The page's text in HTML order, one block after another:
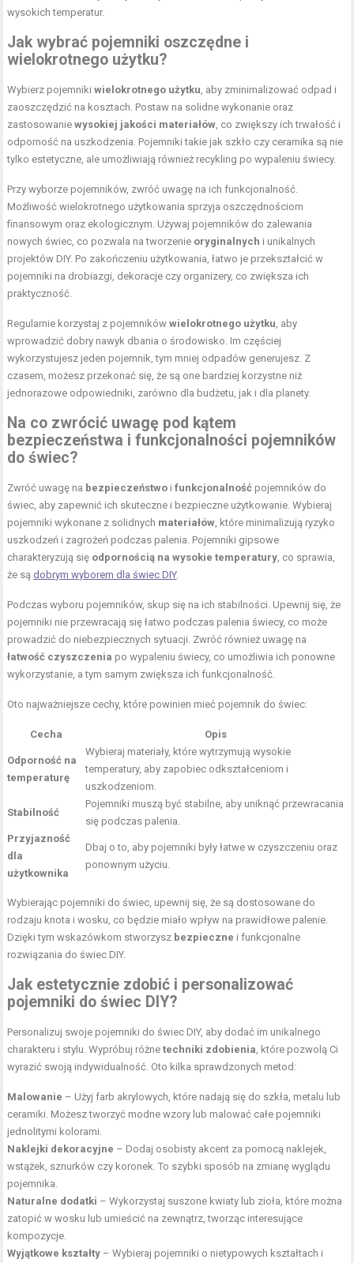
wysokich temperatur.
Jak wybrać pojemniki oszczędne i
wielokrotnego użytku?
Wybierz pojemnikiwielokrotnego użytku , aby zminimalizować odpad i
zaoszczędzić na kosztach. Postaw na solidne wykonanie oraz
zastosowaniewysokiej jakości materiałów , co zwiększy ich trwałość i
odporność na uszkodzenia. Pojemniki takie jak szkło czy ceramika są nie
tylko estetyczne, ale umożliwiają również recykling po wypaleniu świecy.
Przy wyborze pojemników, zwróć uwagę na ich funkcjonalność.
Możliwość wielokrotnego użytkowania sprzyja oszczędnościom
finansowym oraz ekologicznym. Używaj pojemników do zalewania
nowych świec, co pozwala na tworzenie oryginalnych i unikalnych
projektów DIY. Po zakończeniu użytkowania, łatwo je przekształcić w
pojemniki na drobiazgi, dekoracje czy organizery, co zwiększa ich
praktyczność.
Regularnie korzystaj z pojemnikówwielokrotnego użytku , aby
wprowadzić dobry nawyk dbania o środowisko. Im częściej
wykorzystujesz jeden pojemnik, tym mniej odpadów generujesz. Z
czasem, możesz przekonać się, że są one bardziej korzystne niż
jednorazowe odpowiedniki, zarówno dla budżetu, jak i dla planety.
Na co zwrócić uwagę pod kątem
bezpieczeństwa i funkcjonalności pojemników
do świec?
Zwróć uwagę na bezpieczeństwo ifunkcjonalność pojemników do
świec, aby zapewnić ich skuteczne i bezpieczne użytkowanie. Wybieraj
pojemniki wykonane z solidnych materiałów , które minimalizują ryzyko
uszkodzeń i zagrożeń podczas palenia. Pojemniki gipsowe
charakteryzują się odpornością na wysokie temperatury , co sprawia,
że są dobrym wyborem dla świec DIY.
Podczas wyboru pojemników, skup się na ich stabilności. Upewnij się, że
pojemniki nie przewracają się łatwo podczas palenia świecy, co może
prowadzić do niebezpiecznych sytuacji. Zwróć również uwagę na
łatwość czyszczenia po wypaleniu świecy, co umożliwia ich ponowne
wykorzystanie, a tym samym zwiększa ich funkcjonalność.
Oto najważniejsze cechy, które powinien mieć pojemnik do świec:
Cecha Opis
Odporność na
temperaturę
Wybieraj materiały, które wytrzymują wysokie
temperatury, aby zapobiec odkształceniom i
uszkodzeniom.
Stabilność
Pojemniki muszą być stabilne, aby uniknąć przewracania
się podczas palenia
Przyjazność
dla
użytkownika
Dbaj o to, aby pojemniki były łatwe w czyszczeniu oraz
ponownym użyciu.
Wybierając pojemniki do świec, upewnij się, że są dostosowane do
rodzaju knota i wosku, co będzie miało wpływ na prawidłowe palenie.
Dzięki tym wskazówkom stworzysz bezpieczne i funkcjonalne
rozwiązania do świec DIY.
Jak estetycznie zdobić i personalizować
pojemniki do świec DIY?
Personalizuj swoje pojemniki do świec DIY, aby dodać im unikalnego
charakteru i stylu. Wypróbuj różnetechniki zdobienia , które pozwolą Ci
wyrazić swoją indywidualność. Oto kilka sprawdzonych metod:
Malowanie – Użyj farb akrylowych, które nadają się do szkła, metalu lub
ceramiki. Możesz tworzyć modne wzory lub malować całe pojemniki
jednolitymi kolorami.
Naklejki dekoracyjne – Dodaj osobisty akcent za pomocą naklejek,
wstążek, sznurków czy koronek. To szybki sposób na zmianę wyglądu
pojemnika.
Naturalne dodatki – Wykorzystaj suszone kwiaty lub zioła, które można
zatopić w wosku lub umieścić na zewnątrz, tworząc interesujące
kompozycje.
Wyjątkowe kształty – Wybieraj pojemniki o nietypowych kształtach i